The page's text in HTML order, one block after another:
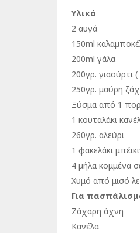
Υλικά
2 αυγά
150ml
200ml γάλα
200γρ. γιαούρτι
250γρ. μαύρη
Ξύσμα από 1
1 κουταλάκι
260γρ. αλεύρι
1 φακελάκι
4 μήλα κομμένα
Χυμό από μισό
Για
Ζάχαρη άχνη
Κανέλα